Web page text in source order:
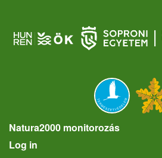
Natura2000 monitorozás
User account menu
Log in